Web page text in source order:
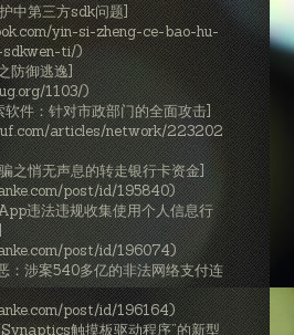
中第三方sdk问题]
yin-si-zheng-ce-bao-hu-
ti/)
防御逃逸]
1103/)
件：针对市政部门的全面攻击]
articles/network/223202
之悄无声息的转走银行卡资金]
post/id/195840)
违法违规收集使用个人信息行
post/id/196074)
：涉案540多亿的非法网络支付连
post/id/196164)
触摸板驱动程序”的新型